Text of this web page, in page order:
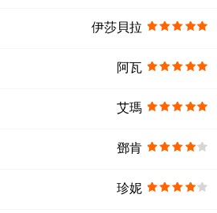
伊莎貝拉
阿瓦
艾瑪
鄧肯
珍妮